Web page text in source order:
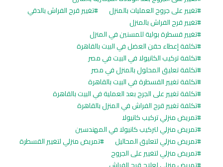
تغيير على جروح العمليات بالمنزل
تغيير قرح الفراش بالدقي
تغيير قرح الفراش بالمنزل
تغيير قسطرة بولية للمسنين في المنزل
تكلفة إعطاء حقن العضل في البيت بالقاهرة
تكلفة تركيب الكانيولا في البيت في مصر
تكلفة تعليق المحلول بالمنزل في مصر
تكلفة تغيير القسطرة في البيت بالقاهرة
تكلفة تغيير على الجرح بعد العملية في البيت بالقاهرة
تكلفة تغيير قرح الفراش في المنزل بالقاهرة
تمريض منزلي تركيب كانيولا
تمريض منزلي لتركيب كانيولا في المهندسين
تمريض منزلي لتعليق المحاليل
تمريض منزلي لتغيير القسطرة
تمريض منزلي لتغيير على الجروح